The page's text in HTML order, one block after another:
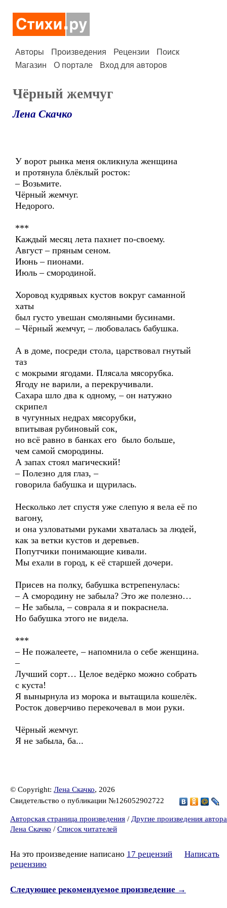
Авторы Произведения Рецензии
Поиск
Магазин
О портале Вход для авторов
Чёрный жемчуг
Лена Скачко
У ворот рынка меня окликнула женщина
и протянула блёклый росток:
– Возьмите.
Чёрный жемчуг.
Недорого.
***
Каждый месяц лета пахнет по-своему.
Август – пряным сеном.
Июнь – пионами.
Июль – смородиной.
Хоровод кудрявых кустов вокруг саманной
хаты
был густо увешан смоляными бусинами.
– Чёрный жемчуг, – любовалась бабушка.
А в доме, посреди стола, царствовал гнутый
таз
с мокрыми ягодами. Плясала мясорубка.
Ягоду не варили, а перекручивали.
Сахара шло два к одному, – он натужно
скрипел
в чугунных недрах мясорубки,
впитывая рубиновый сок,
но всё равно в банках его было больше,
чем самой смородины.
А запах стоял магический!
– Полезно для глаз, –
говорила бабушка и щурилась.
Несколько лет спустя уже слепую я вела её по
вагону,
и она узловатыми руками хваталась за людей,
как за ветки кустов и деревьев.
Попутчики понимающие кивали.
Мы ехали в город, к её старшей дочери.
Присев на полку, бабушка встрепенулась:
– А смородину не забыла? Это же полезно…
– Не забыла, – соврала я и покраснела.
Но бабушка этого не видела.
***
– Не пожалеете, – напомнила о себе женщина.
–
Лучший сорт… Целое ведёрко можно собрать
с куста!
Я вынырнула из морока и вытащила кошелёк.
Росток доверчиво перекочевал в мои руки.
Чёрный жемчуг.
Я не забыла, ба...
© Copyright: Лена Скачко, 2026
Свидетельство о публикации №126052902722
Авторская страница произведения / Другие произведения автора
Лена Скачко / Список читателей
На это произведение написано 17 рецензий
Написать
рецензию
Следующее рекомендуемое произведение →